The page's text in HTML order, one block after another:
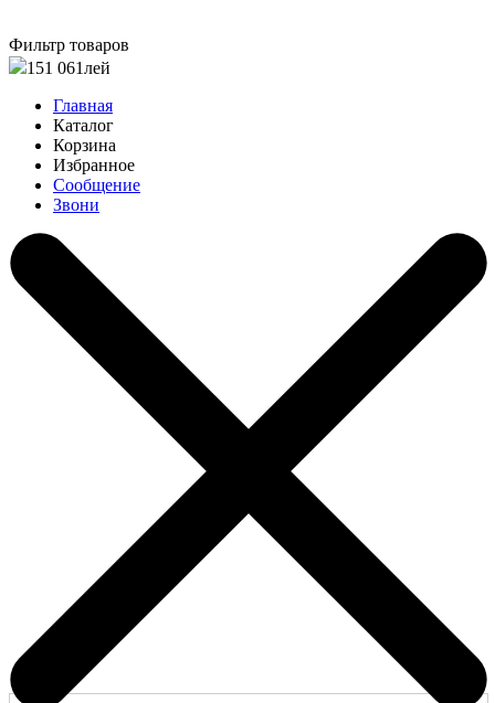
Фильтр товаров
151 061лей
Главная
Каталог
Корзина
Избранное
Сообщение
Звони